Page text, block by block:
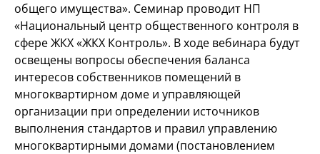
общего имущества». Семинар проводит НП
«Национальный центр общественного контроля в
сфере ЖКХ «ЖКХ Контроль». В ходе вебинара будут
освещены вопросы обеспечения баланса
интересов собственников помещений в
многоквартирном доме и управляющей
организации при определении источников
выполнения стандартов и правил управлению
многоквартирными домами (постановлением